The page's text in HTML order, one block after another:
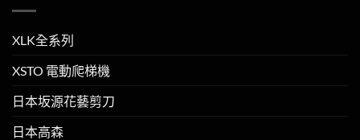
XLK全系列
XSTO 電動爬梯機
日本坂源花藝剪刀
日本高森